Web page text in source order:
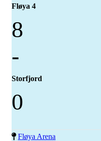
Fløya 4
8
-
Storfjord
0
Fløya Arena